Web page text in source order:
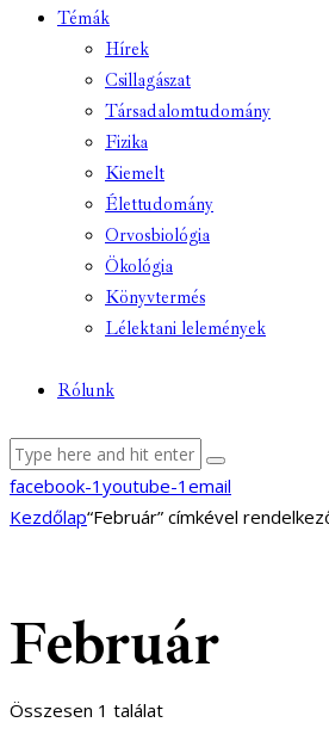
Témák
Hírek
Csillagászat
Társadalomtudomány
Fizika
Kiemelt
Élettudomány
Orvosbiológia
Ökológia
Könyvtermés
Lélektani lelemények
Rólunk
facebook-1 youtube-1 email
Kezdőlap“Február” címkével
Február
Összesen 1 találat